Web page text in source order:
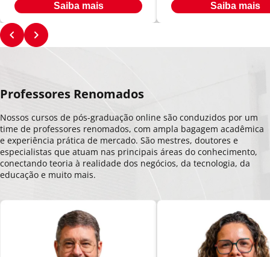
Saiba mais Saiba mais
Professores Renomados
Nossos cursos de pós-graduação online são conduzidos por um
time de professores renomados, com ampla bagagem acadêmica
e experiência prática de mercado. São mestres, doutores e
especialistas que atuam nas principais áreas do conhecimento,
conectando teoria à realidade dos negócios, da tecnologia, da
educação e muito mais.